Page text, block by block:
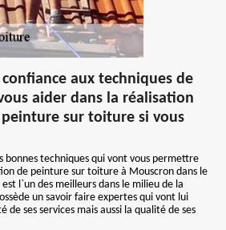
aux techniques de
aider dans la réalisation
sur toiture si vous
bonnes techniques qui vont vous permettre
de peinture sur toiture à Mouscron dans le
l`un des meilleurs dans le milieu de la
un savoir faire expertes qui vont lui
ses services mais aussi la qualité de ses